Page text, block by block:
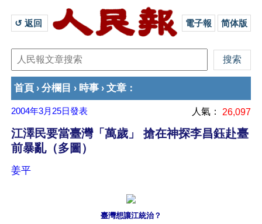
↺ 返回 電子報 简体版
首頁 › 分欄目 › 時事 › 文章 ：
2004年3月25日發表 人氣： 26,097
江澤民要當臺灣「萬歲」 搶在神探李昌鈺赴臺
前暴亂（多圖）
姜平
臺灣想讓江統治？